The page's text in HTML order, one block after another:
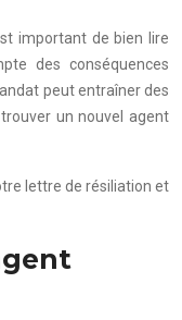
important de bien lire
des conséquences
peut entraîner des
un nouvel agent
lettre de résiliation et